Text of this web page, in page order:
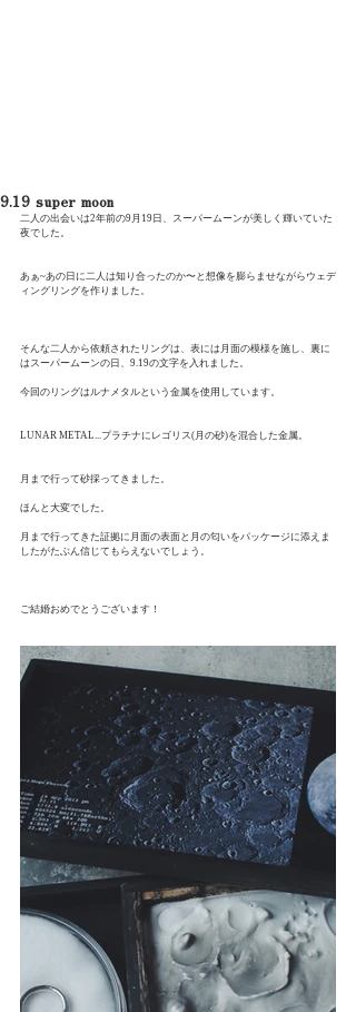
9.19 super moon
二人の出会いは2年前の9月19日、スーパームーンが美しく輝いていた
夜でした。
あぁ~あの日に二人は知り合ったのか〜と想像を膨らませながらウェデ
ィングリングを作りました。
そんな二人から依頼されたリングは、表には月面の模様を施し、裏に
はスーパームーンの日、9.19の文字を入れました。
今回のリングはルナメタルという金属を使用しています。
LUNAR METAL...プラチナにレゴリス(月の砂)を混合した金属。
月まで行って砂採ってきました。
ほんと大変でした。
月まで行ってきた証拠に月面の表面と月の匂いをパッケージに添えま
したがたぶん信じてもらえないでしょう。
ご結婚おめでとうございます！